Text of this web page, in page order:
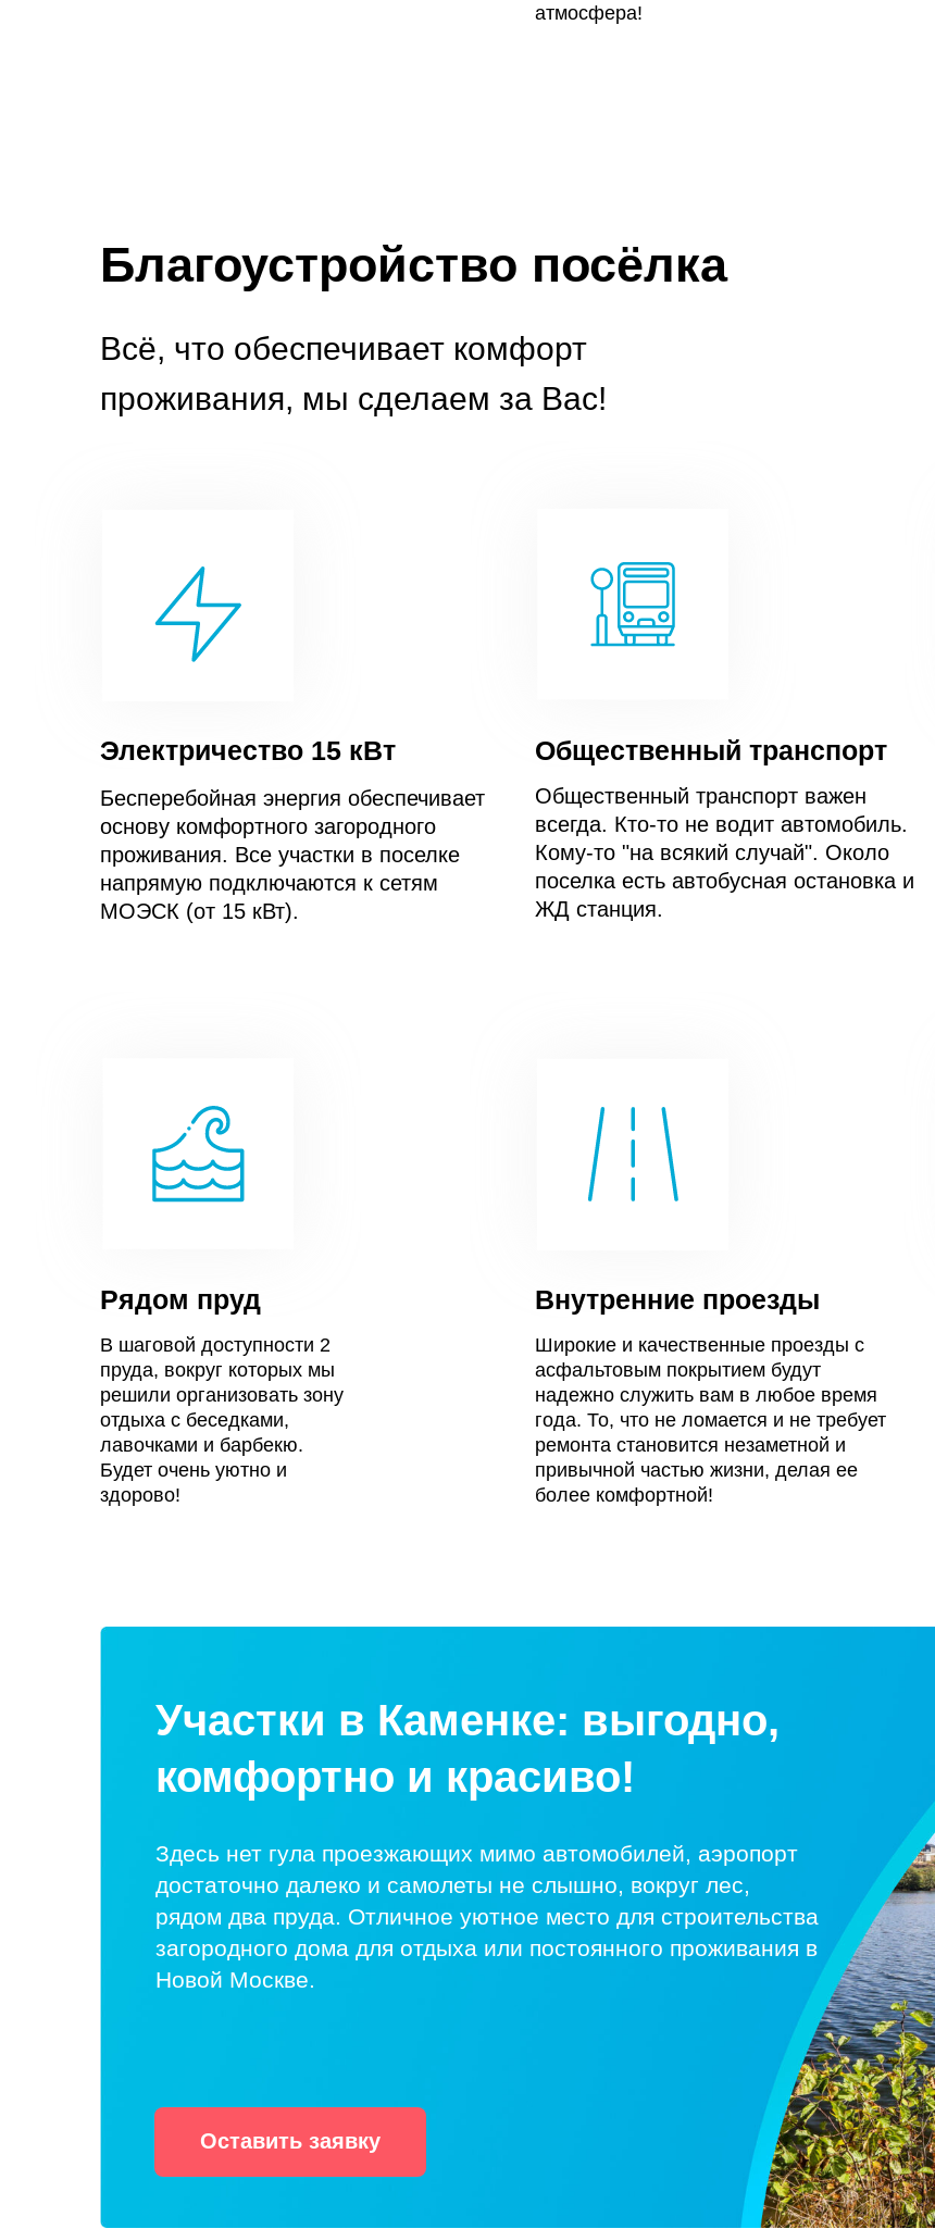
атмосфера!
Электричество 15 кВт
Бесперебойная энергия обеспечивает
основу комфортного загородного
проживания. Все участки в поселке
напрямую подключаются к сетям
МОЭСК (от 15 кВт).
Общественный транспорт
Рядом пруд
В шаговой доступности 2
пруда, вокруг которых мы
решили организовать зону
отдыха с беседками,
лавочками и барбекю.
Будет очень уютно и
здорово!
Внутренние проезды
Широкие и качественные проезды с
асфальтовым покрытием будут
надежно служить вам в любое время
года. То, что не ломается и не требует
ремонта становится незаметной и
привычной частью жизни, делая ее
более комфортной!
Общественный транспорт важен
всегда. Кто-то не водит автомобиль.
Кому-то "на всякий случай". Около
поселка есть автобусная остановка и
ЖД станция.
Благоустройство посёлка
Всё, что обеспечивает комфорт
проживания, мы сделаем за Вас!
Участки в Каменке: выгодно,
комфортно и красиво!
Здесь нет гула проезжающих мимо автомобилей, аэропорт
достаточно далеко и самолеты не слышно, вокруг лес,
рядом два пруда. Отличное уютное место для строительства
загородного дома для отдыха или постоянного проживания в
Новой Москве.
Оставить заявку